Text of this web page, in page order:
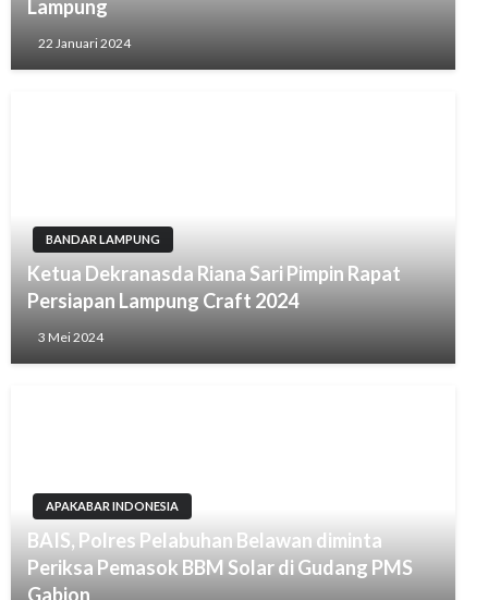
Lampung
22 Januari 2024
BANDAR LAMPUNG
Ketua Dekranasda Riana Sari Pimpin Rapat
Persiapan Lampung Craft 2024
3 Mei 2024
APAKABAR INDONESIA
BAIS, Polres Pelabuhan Belawan diminta
Periksa Pemasok BBM Solar di Gudang PMS
Gabion